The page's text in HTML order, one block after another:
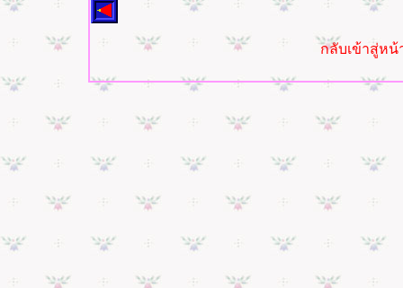
กลับเข้าสู่หน้า